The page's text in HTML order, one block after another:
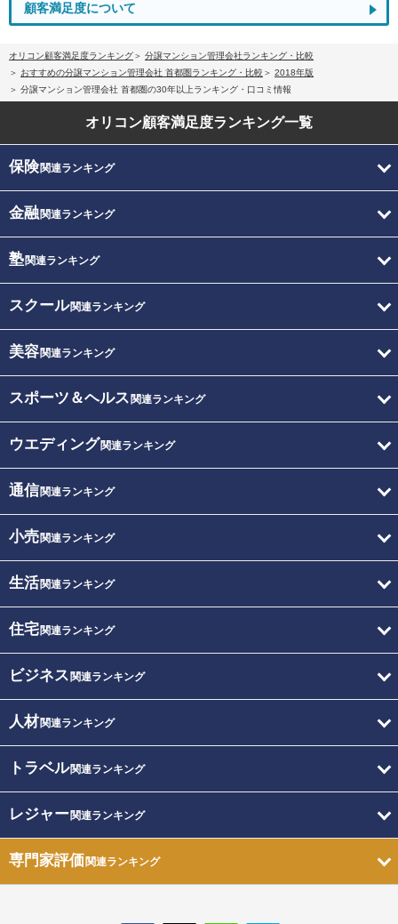
顧客満足度について
オリコン顧客満足度ランキング
分譲マンション管理会社ランキング・比較
おすすめの分譲マンション管理会社 首都圏ランキング・比較
2018年版
分譲マンション管理会社 首都圏の30年以上ランキング・口コミ情報
オリコン顧客満足度ランキング一覧
保険関連ランキング
金融関連ランキング
塾関連ランキング
スクール関連ランキング
美容関連ランキング
スポーツ＆ヘルス 関連ランキング
ウエディング関連ランキング
通信関連ランキング
小売関連ランキング
生活関連ランキング
住宅関連ランキング
ビジネス 関連ランキング
人材関連ランキング
トラベル関連ランキング
レジャー関連ランキング
専門家評価関連ランキング